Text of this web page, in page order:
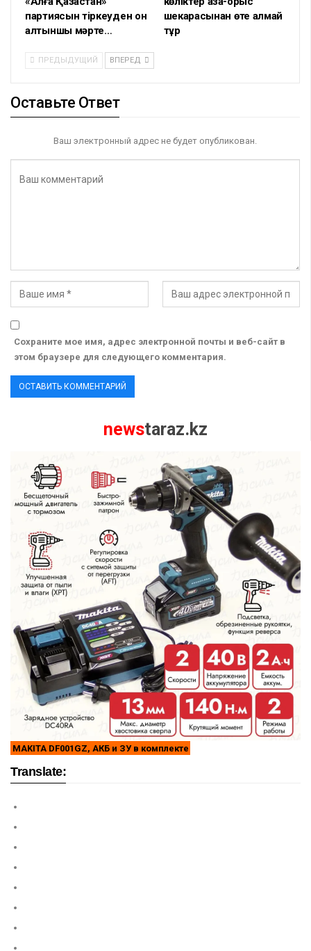
партиясын тіркеуден он
алтыншы мәрте…
шекарасынан өте алмай
тұр
ПРЕДЫДУЩИЙ ВПЕРЕД
Оставьте Ответ
Ваш электронный адрес не будет опубликован.
Сохраните мое имя, адрес электронной почты и веб-сайт в
этом браузере для следующего комментария.
newstaraz.kz
MAKITA DF001GZ, АКБ и ЗУ в комплекте
Translate: